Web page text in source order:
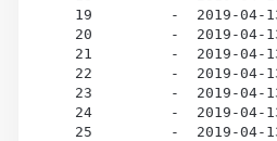
19         -  2019-
20         -  2019-
21         -  2019-
22         -  2019-
23         -  2019-
24         -  2019-
25         -  2019-